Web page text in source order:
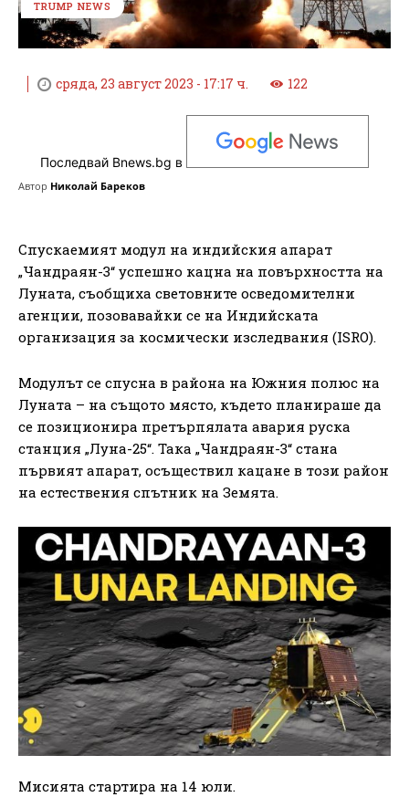
TRUMP NEWS
сряда, 23 август 2023 - 17:17 ч. 122
Последвай Bnews.bg в
Автор Николай Бареков
Спускаемият модул на индийския апарат
„Чандраян-3“ успешно кацна на повърхността на
Луната, съобщиха световните осведомителни
агенции, позовавайки се на Индийската
организация за космически изследвания (ISRO).
Модулът се спусна в района на Южния полюс на
Луната – на същото място, където планираше да
се позиционира претърпялата авария руска
станция „Луна-25“. Така „Чандраян-3“ стана
първият апарат, осъществил кацане в този район
на естествения спътник на Земята.
Мисията стартира на 14 юли.